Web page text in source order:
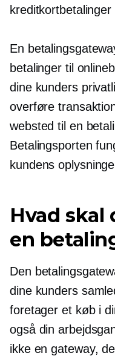
kreditkortbetalinger
En
betalinger til
dine kunders
overføre
websted til en
Betalingsporten
kundens
Hvad skal
en
Den
dine kunders
foretager et køb i
også din
ikke en gateway,